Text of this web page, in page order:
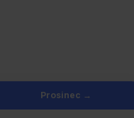
Prosinec →